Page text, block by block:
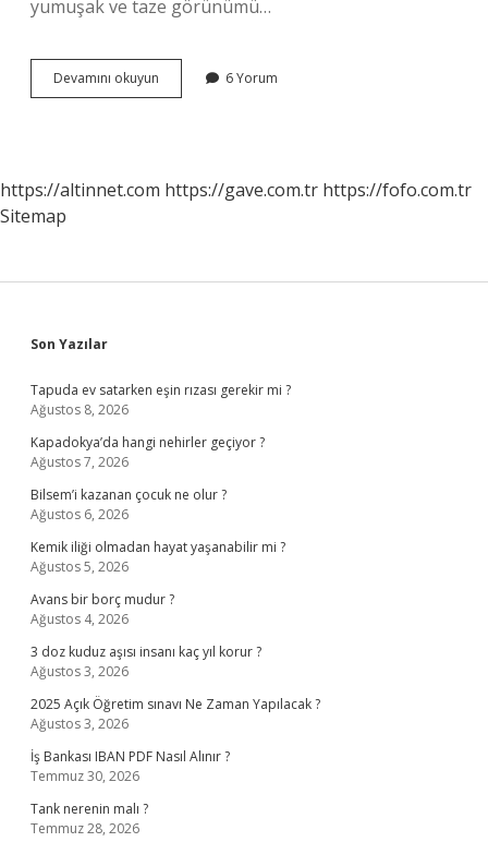
yumuşak ve taze görünümü…
Devamını okuyun
Ne
6 Yorum
https://altinnet.com https://gave.com.tr https://fofo.com.tr
Sitemap
Sidebar
Son Yazılar
Tapuda ev satarken eşin rızası gerekir mi ?
Ağustos 8, 2026
Kapadokya’da hangi nehirler geçiyor ?
Ağustos 7, 2026
Bilsem’i kazanan çocuk ne olur ?
Ağustos 6, 2026
Kemik iliği olmadan hayat yaşanabilir mi ?
Ağustos 5, 2026
Avans bir borç mudur ?
Ağustos 4, 2026
3 doz kuduz aşısı insanı kaç yıl korur ?
Ağustos 3, 2026
2025 Açık Öğretim sınavı Ne Zaman Yapılacak ?
Ağustos 3, 2026
İş Bankası IBAN PDF Nasıl Alınır ?
Temmuz 30, 2026
Tank nerenin malı ?
Temmuz 28, 2026